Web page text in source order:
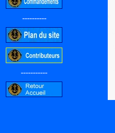
----------
-----------